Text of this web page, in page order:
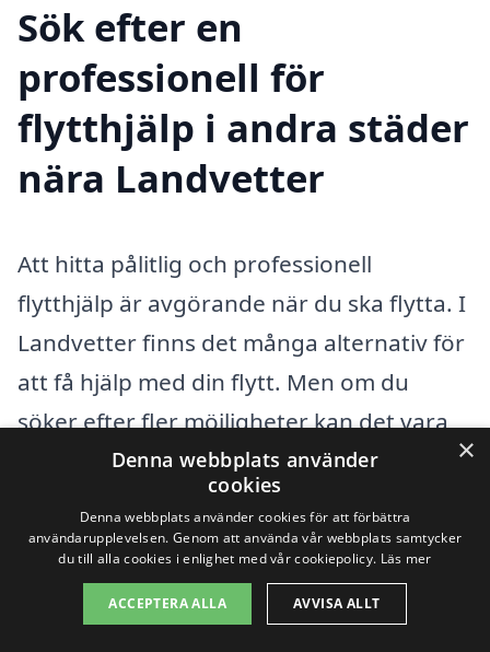
Sök efter en
professionell för
flytthjälp i andra städer
nära Landvetter
Att hitta pålitlig och professionell
flytthjälp är avgörande när du ska flytta. I
Landvetter finns det många alternativ för
att få hjälp med din flytt. Men om du
söker efter fler möjligheter kan det vara
värt att överväga närliggande städer. Det
kan ge dig fler valmöjligheter och
konkurrenskraftiga priser.
När du letar efter flytthjälp i Landvetter
×
Denna webbplats använder
cookies
Denna webbplats använder cookies för att förbättra
användarupplevelsen. Genom att använda vår webbplats samtycker
du till alla cookies i enlighet med vår cookiepolicy. Läs mer
ACCEPTERA ALLA AVVISA ALLT